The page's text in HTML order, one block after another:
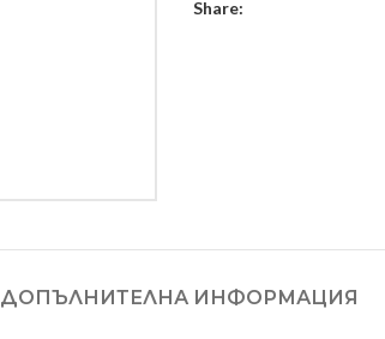
Share:
ДОПЪЛНИТЕЛНА ИНФОРМАЦИЯ